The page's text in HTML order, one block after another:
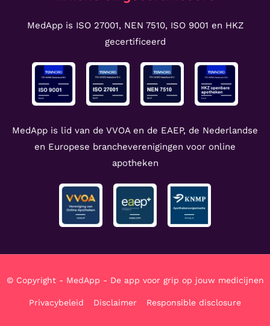
MedApp is ISO 27001, NEN 7510, ISO 9001 en HKZ
gecertificeerd
MedApp is lid van de VVOA en de EAEP, de Nederlandse
en Europese brancheverenigingen voor online
apotheken
© Copyright - MedApp - De app voor grip op jouw medicijnen
Privacybeleid Disclaimer Responsible disclosure